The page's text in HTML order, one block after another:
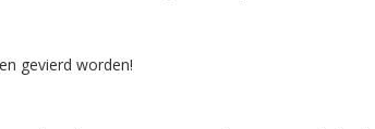
gevierd worden!